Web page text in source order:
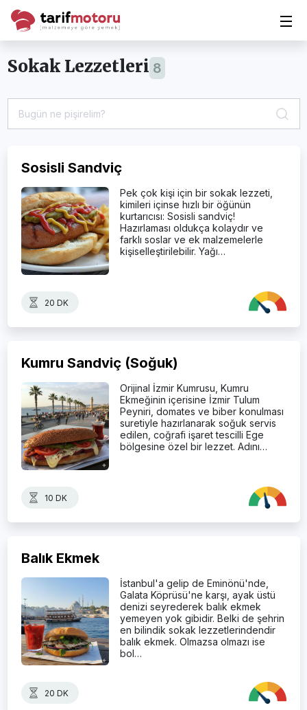
Sokak Lezzetleri 8
Sosisli Sandviç
Pek çok kişi için bir sokak lezzeti,
kimileri içinse hızlı bir öğünün
kurtarıcısı: Sosisli sandviç!
Hazırlaması oldukça kolaydır ve
farklı soslar ve ek malzemelerle
kişiselleştirilebilir. Yağı…
20 DK
Kumru Sandviç (Soğuk)
Orijinal İzmir Kumrusu, Kumru
Ekmeğinin içerisine İzmir Tulum
Peyniri, domates ve biber konulması
suretiyle hazırlanarak soğuk servis
edilen, coğrafi işaret tescilli Ege
bölgesine özel bir lezzet. Adını…
10 DK
Balık Ekmek
İstanbul'a gelip de Eminönü'nde,
Galata Köprüsü'ne karşı, ayak üstü
denizi seyrederek balık ekmek
yemeyen yok gibidir. Belki de şehrin
en bilindik sokak lezzetlerindendir
balık ekmek. Olmazsa olmazı ise
bol…
20 DK